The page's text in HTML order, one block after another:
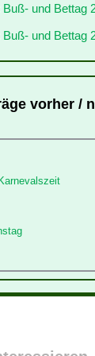
Buß- und Bettag
Buß- und Bettag
vorher /